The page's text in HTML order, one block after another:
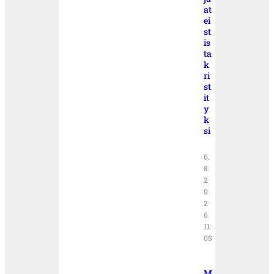
at
ei
st
is
ta
k
ri
st
it
y
k
si
6.
8.
2
0
2
6
11:
05